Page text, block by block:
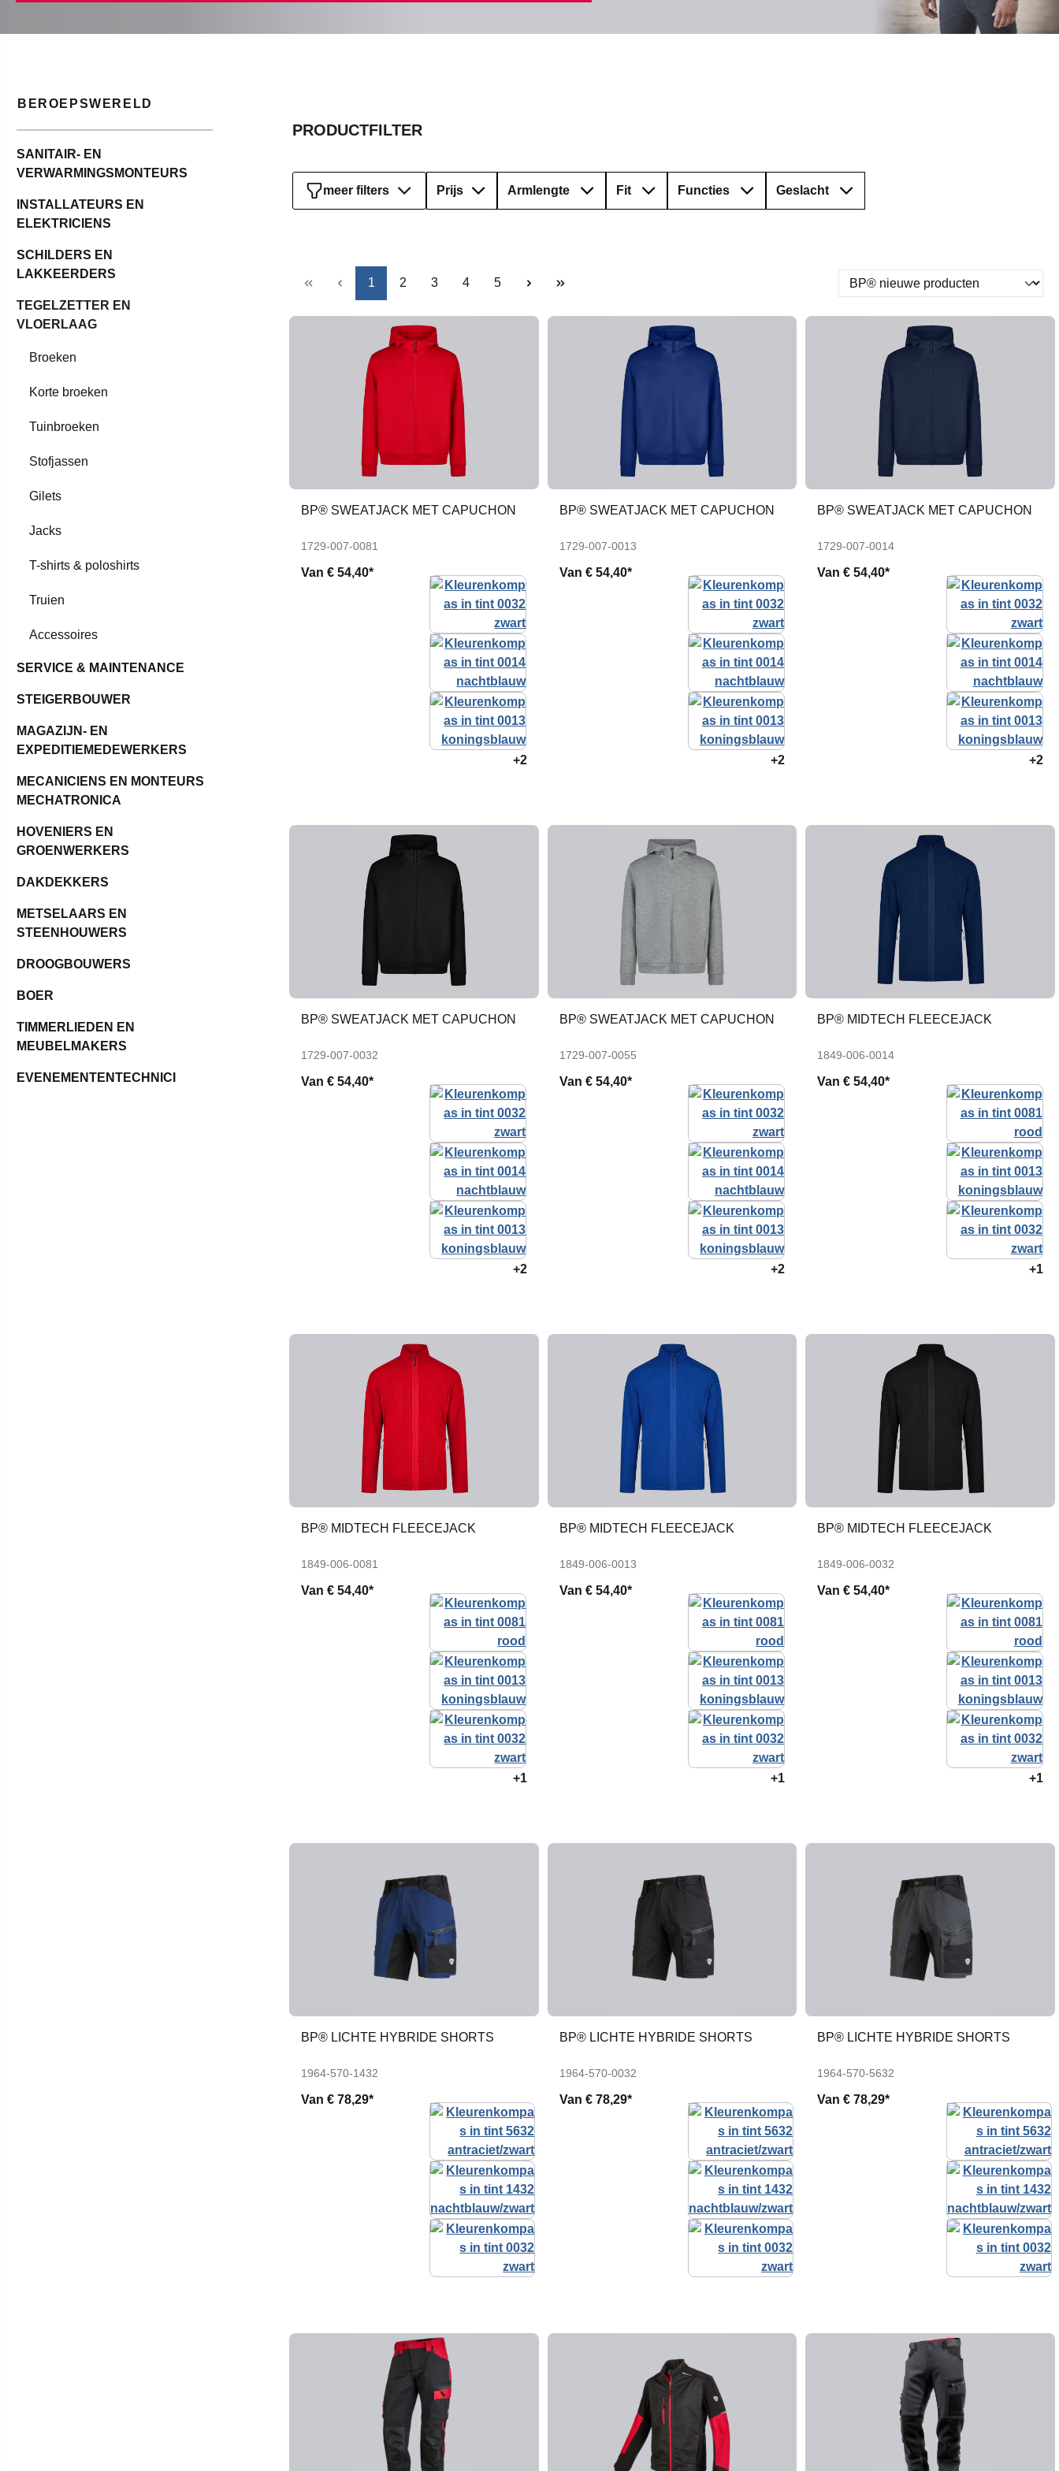
BEROEPSWERELD
SANITAIR- EN
VERWARMINGSMONTEURS
INSTALLATEURS EN
ELEKTRICIENS
SCHILDERS EN
LAKKEERDERS
TEGELZETTER EN
VLOERLAAG
Broeken
Korte broeken
Tuinbroeken
Stofjassen
Gilets
Jacks
T-shirts & poloshirts
Truien
Accessoires
SERVICE & MAINTENANCE
STEIGERBOUWER
MAGAZIJN- EN
EXPEDITIEMEDEWERKERS
MECANICIENS EN MONTEURS
MECHATRONICA
HOVENIERS EN
GROENWERKERS
DAKDEKKERS
METSELAARS EN
STEENHOUWERS
DROOGBOUWERS
BOER
TIMMERLIEDEN EN
MEUBELMAKERS
EVENEMENTENTECHNICI
PRODUCTFILTER
Prijs Armlengte Fit Functies Geslacht
meer filters
Pagina
1 Pagina
2 Pagina
3 Pagina
4 Pagina
5
BP® SWEATJACK MET CAPUCHON
1729-007-0081
Van € 54,40*
+2
BP® SWEATJACK MET CAPUCHON
1729-007-0013
Van € 54,40*
+2
BP® SWEATJACK MET CAPUCHON
1729-007-0014
Van€ 54,40*
+2
BP® SWEATJACK MET CAPUCHON
1729-007-0032
Van € 54,40*
+2
BP® SWEATJACK MET CAPUCHON
1729-007-0055
Van € 54,40*
+2
BP® MIDTECH FLEECEJACK
1849-006-0014
Van€ 54,40*
+1
BP® MIDTECH FLEECEJACK
1849-006-0081
Van € 54,40*
+1
BP® MIDTECH FLEECEJACK
1849-006-0013
Van € 54,40*
+1
BP® MIDTECH FLEECEJACK
1849-006-0032
Van€ 54,40*
+1
BP® LICHTE HYBRIDE SHORTS
1964-570-1432
Van € 78,29*
BP® LICHTE HYBRIDE SHORTS
1964-570-0032
Van € 78,29*
BP® LICHTE HYBRIDE SHORTS
1964-570-5632
Van€ 78,29*